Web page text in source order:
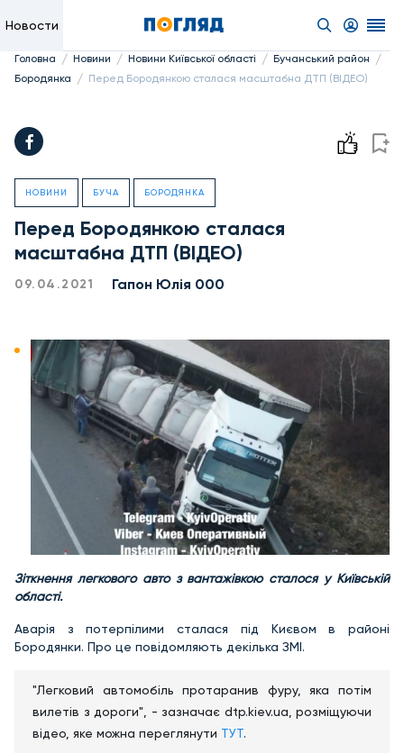
Новости
Головна / Новини / Новини Київської області / Бучанський район /
Бородянка / Перед Бородянкою сталася масштабна ДТП (ВІДЕО)
НОВИНИ БУЧА БОРОДЯНКА
Перед Бородянкою сталася
масштабна ДТП (ВІДЕО)
09.04.2021 Гапон Юлія 000
Зіткнення легкового авто з вантажівкою сталося у Київській
області.
Аварія з потерпілими сталася під Києвом в районі
Бородянки. Про це повідомляють декілька ЗМІ.
"Легковий автомобіль протаранив фуру, яка потім
вилетів з дороги", - зазначає dtp.kiev.ua, розміщуючи
відео, яке можна переглянути ТУТ.